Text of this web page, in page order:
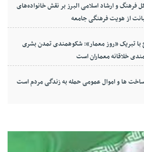
فرهنگ و ارشاد اسلامی البرز بر نقش خانواده‌های
از هویت فرهنگی جامعه
با تبریک «روز معمار»: شکوهمندی تمدن بشری
خلاقانه معماران است
ها و اموال عمومی حمله به زندگی مردم است